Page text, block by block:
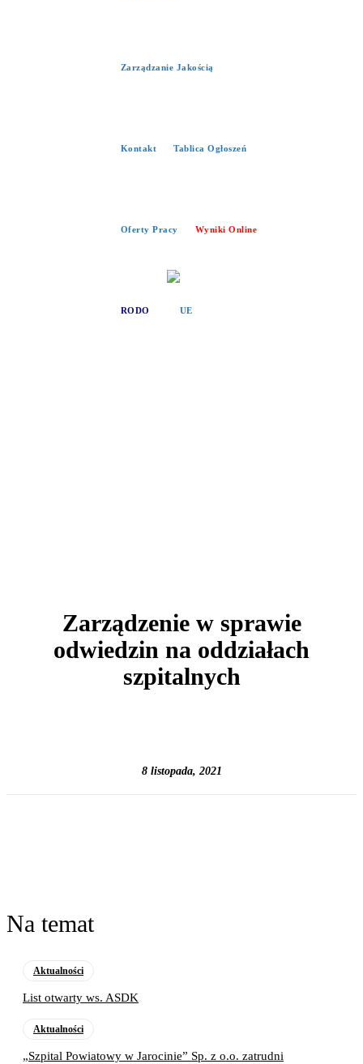
Zarządzanie Jakością
Kontakt Tablica Ogłoszeń
Oferty Pracy Wyniki Online
RODO
Zarządzenie w sprawie
odwiedzin na oddziałach
szpitalnych
8 listopada, 2021
Na temat
Aktualności
List otwarty ws. ASDK
Aktualności
„Szpital Powiatowy w Jarocinie” Sp. z o.o. zatrudni